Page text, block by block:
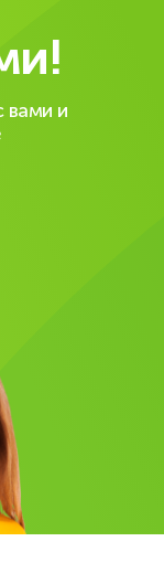
вами и